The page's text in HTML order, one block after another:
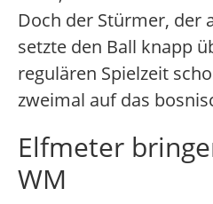
Doch der Stürmer, der
setzte den Ball knapp
regulären Spielzeit
zweimal auf das
Elfmeter
WM